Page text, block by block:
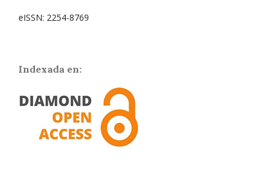
eISSN: 2254-8769
Indexada en: